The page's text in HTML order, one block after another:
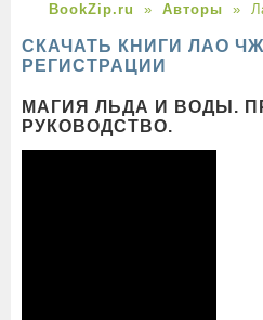
BookZip.ru Авторы
СКАЧАТЬ КНИГИ ЛАО
РЕГИСТРАЦИИ
МАГИЯ ЛЬДА И ВОДЫ.
РУКОВОДСТВО.